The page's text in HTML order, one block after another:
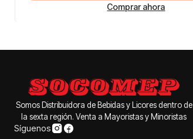
Comprar ahora
Somos Distribuidora de Bebidas y Licores dentro de
la sexta región. Venta a Mayoristas y Minoristas
Síguenos